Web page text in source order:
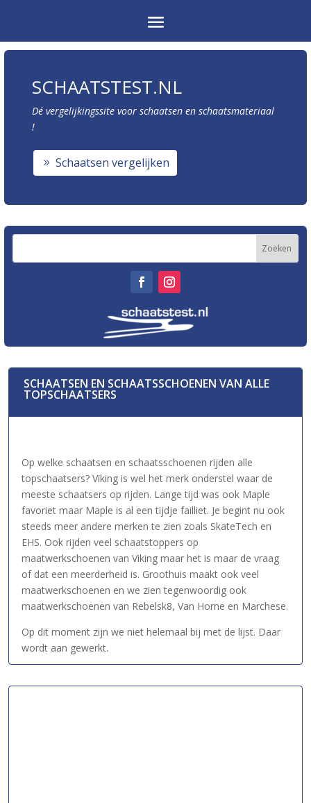
SCHAATSTEST.NL
Dé vergelijkingssite voor schaatsen en schaatsmateriaal
!
Schaatsen vergelijken
SCHAATSEN EN SCHAATSSCHOENEN VAN ALLE
TOPSCHAATSERS
Op welke schaatsen en schaatsschoenen rijden alle
topschaatsers? Viking is wel het merk onderstel waar de
meeste schaatsers op rijden. Lange tijd was ook Maple
favoriet maar Maple is al een tijdje failliet. Je begint nu ook
steeds meer andere merken te zien zoals SkateTech en
EHS. Ook rijden veel schaatstoppers op
maatwerkschoenen van Viking maar het is maar de vraag
of dat een meerderheid is. Groothuis maakt ook veel
maatwerkschoenen en we zien tegenwoordig ook
maatwerkschoenen van Rebelsk8, Van Horne en Marchese.
Op dit moment zijn we niet helemaal bij met de lijst. Daar
wordt aan gewerkt.